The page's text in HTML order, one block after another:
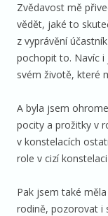
Zvědavost mě
vědět, jaké to
z vyprávění
pochopit to. Navíc i
svém životě, které
A byla jsem
pocity a prožitky v
v konstelacích
role v cizí
Pak jsem také
rodině, pozorovat i